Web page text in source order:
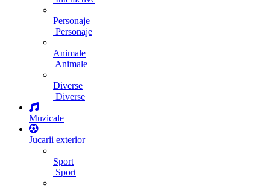
Personaje
Personaje
Animale
Animale
Diverse
Diverse
Muzicale
Jucarii exterior
Sport
Sport